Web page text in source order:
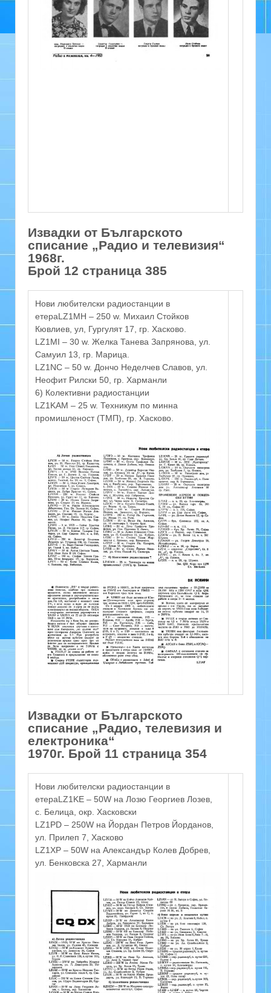
Извадки от Българското
списание „Радио и телевизия“
1968г.
Брой 12 страница 385
Нови любителски радиостанции в
етераLZ1MH – 250 w. Михаил Стойков
Кювлиев, ул, Гургулят 17, гр. Хасково.
LZ1MI – 30 w. Желка Танева Запрянова, ул.
Самуил 13, гр. Марица.
LZ1NC – 50 w. Дончо Неделчев Славов, ул.
Неофит Рилски 50, гр. Харманли
6) Колективни радиостанции
LZ1KAM – 25 w. Техникум по минна
промишленост (ТМП), гр. Хасково.
Извадки от Българското
списание „Радио, телевизия и
електроника“
1970г. Брой 11 страница 354
Нови любителски радиостанции в
етераLZ1KE – 50W на Лозю Георгиев Лозев,
с. Белица, окр. Хасковски
LZ1PD – 250W на Йордан Петров Йорданов,
ул. Прилеп 7, Хасково
LZ1XP – 50W на Александър Колев Добрев,
ул. Бенковска 27, Харманли